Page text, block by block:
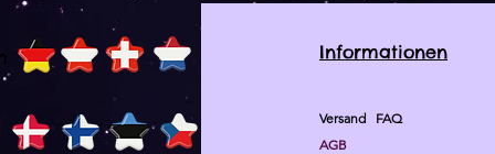
Informationen
Versand FAQ
AGB